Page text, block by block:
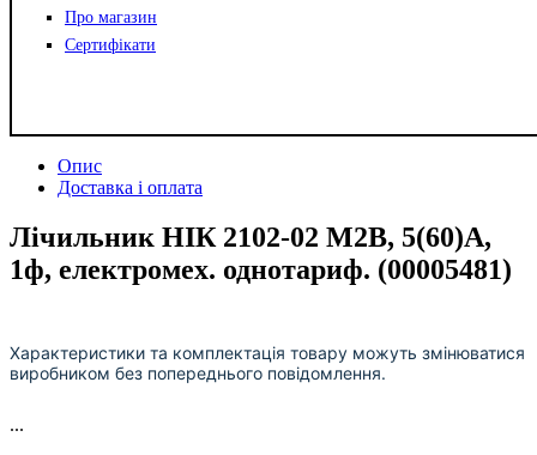
Про магазин
Сертифікати
Опис
Доставка і оплата
Лічильник НІК 2102-02 М2В, 5(60)А,
1ф, електромех. однотариф. (00005481)
Характеристики та комплектація товару можуть змінюватися
виробником без попереднього повідомлення.
...